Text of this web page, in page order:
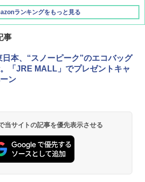
ランキングをもっと見る
地球の歩き方 チェンマイ タイ北部の魅
的な町 2026～2027 地球の歩き方D アジア
の歩き方A ヨーロッパ
2,479
ャンパーズコレクション 山善] ポップアッ
テント 傘みたいに広げて畳める パッとサ
とサンシェード キューブ フルクローズ メ
シュ 簡単設置 ワンタッチテント キャンプ
PEAK (パイクスピーク) 着替えテン
プライバシー テント 【中が透けない】 1
用 折りたたみ 防災グッズ 災害用トイレ ビ
チ ピクニック ポップアップテント 携帯 簡
バンドック)ソロ ドーム 1 EX BDK
カーキ ソロキャンプ ポリエステル フ
ーム テント
リニューアル 急速冷凍 空間倍増 衛生的
ンパクト 保冷力長持ち
2,980
事
日本、“スノーピーク”のエコバッグ
「JRE MALL」でプレゼントキャ
ン
当サイトの記事を優先表示させる